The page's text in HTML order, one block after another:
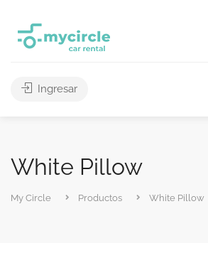
Ingresar
White Pillow
My Circle Productos White Pillow